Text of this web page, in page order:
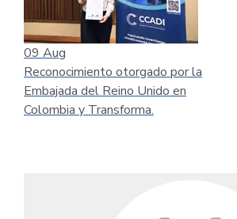
09 Aug
Reconocimiento otorgado por la
Embajada del Reino Unido en
Colombia y Transforma.